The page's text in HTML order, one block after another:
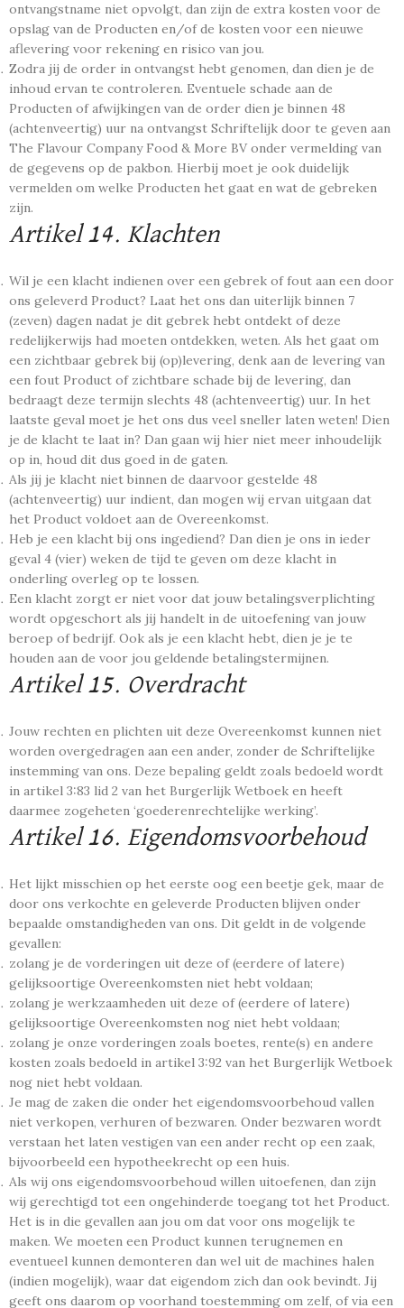
ontvangstname niet opvolgt, dan zijn de extra kosten voor de
opslag van de Producten en/of de kosten voor een nieuwe
aflevering voor rekening en risico van jou.
Zodra jij de order in ontvangst hebt genomen, dan dien je de
inhoud ervan te controleren. Eventuele schade aan de
Producten of afwijkingen van de order dien je binnen 48
(achtenveertig) uur na ontvangst Schriftelijk door te geven aan
The Flavour Company Food & More BV onder vermelding van
de gegevens op de pakbon. Hierbij moet je ook duidelijk
vermelden om welke Producten het gaat en wat de gebreken
zijn.
Artikel 14. Klachten
Wil je een klacht indienen over een gebrek of fout aan een door
ons geleverd Product? Laat het ons dan uiterlijk binnen 7
(zeven) dagen nadat je dit gebrek hebt ontdekt of deze
redelijkerwijs had moeten ontdekken, weten. Als het gaat om
een zichtbaar gebrek bij (op)levering, denk aan de levering van
een fout Product of zichtbare schade bij de levering, dan
bedraagt deze termijn slechts 48 (achtenveertig) uur. In het
laatste geval moet je het ons dus veel sneller laten weten! Dien
je de klacht te laat in? Dan gaan wij hier niet meer inhoudelijk
op in, houd dit dus goed in de gaten.
Als jij je klacht niet binnen de daarvoor gestelde 48
(achtenveertig) uur indient, dan mogen wij ervan uitgaan dat
het Product voldoet aan de Overeenkomst.
Heb je een klacht bij ons ingediend? Dan dien je ons in ieder
geval 4 (vier) weken de tijd te geven om deze klacht in
onderling overleg op te lossen.
Een klacht zorgt er niet voor dat jouw betalingsverplichting
wordt opgeschort als jij handelt in de uitoefening van jouw
beroep of bedrijf. Ook als je een klacht hebt, dien je je te
houden aan de voor jou geldende betalingstermijnen.
Artikel 15. Overdracht
Jouw rechten en plichten uit deze Overeenkomst kunnen niet
worden overgedragen aan een ander, zonder de Schriftelijke
instemming van ons. Deze bepaling geldt zoals bedoeld wordt
in artikel 3:83 lid 2 van het Burgerlijk Wetboek en heeft
daarmee zogeheten ‘goederenrechtelijke werking’.
Artikel 16. Eigendomsvoorbehoud
Het lijkt misschien op het eerste oog een beetje gek, maar de
door ons verkochte en geleverde Producten blijven onder
bepaalde omstandigheden van ons. Dit geldt in de volgende
gevallen:
zolang je de vorderingen uit deze of (eerdere of latere)
gelijksoortige Overeenkomsten niet hebt voldaan;
zolang je werkzaamheden uit deze of (eerdere of latere)
gelijksoortige Overeenkomsten nog niet hebt voldaan;
zolang je onze vorderingen zoals boetes, rente(s) en andere
kosten zoals bedoeld in artikel 3:92 van het Burgerlijk Wetboek
nog niet hebt voldaan.
Je mag de zaken die onder het eigendomsvoorbehoud vallen
niet verkopen, verhuren of bezwaren. Onder bezwaren wordt
verstaan het laten vestigen van een ander recht op een zaak,
bijvoorbeeld een hypotheekrecht op een huis.
Als wij ons eigendomsvoorbehoud willen uitoefenen, dan zijn
wij gerechtigd tot een ongehinderde toegang tot het Product.
Het is in die gevallen aan jou om dat voor ons mogelijk te
maken. We moeten een Product kunnen terugnemen en
eventueel kunnen demonteren dan wel uit de machines halen
(indien mogelijk), waar dat eigendom zich dan ook bevindt. Jij
geeft ons daarom op voorhand toestemming om zelf, of via een